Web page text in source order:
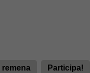
remena Participa!